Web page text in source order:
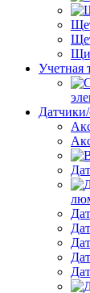
Учетная